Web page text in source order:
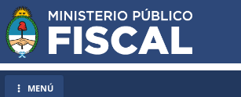
MENÚ